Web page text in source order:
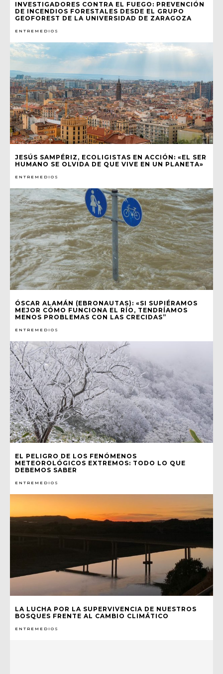
INVESTIGADORES CONTRA EL FUEGO: PREVENCIÓN
DE INCENDIOS FORESTALES DESDE EL GRUPO
GEOFOREST DE LA UNIVERSIDAD DE ZARAGOZA
ENTREMEDIOS
JESÚS SAMPÉRIZ, ECOLIGISTAS EN ACCIÓN: «EL SER
HUMANO SE OLVIDA DE QUE VIVE EN UN PLANETA»
ENTREMEDIOS
ÓSCAR ALAMÁN (EBRONAUTAS): «SI SUPIÉRAMOS
MEJOR CÓMO FUNCIONA EL RÍO, TENDRÍAMOS
MENOS PROBLEMAS CON LAS CRECIDAS”
ENTREMEDIOS
EL PELIGRO DE LOS FENÓMENOS
METEOROLÓGICOS EXTREMOS: TODO LO QUE
DEBEMOS SABER
ENTREMEDIOS
LA LUCHA POR LA SUPERVIVENCIA DE NUESTROS
BOSQUES FRENTE AL CAMBIO CLIMÁTICO
ENTREMEDIOS